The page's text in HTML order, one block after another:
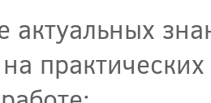
актуальных